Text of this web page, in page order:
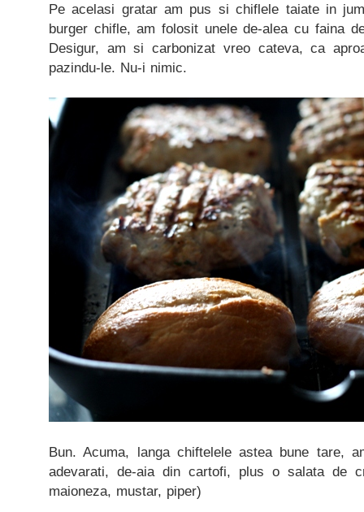
Pe acelasi gratar am pus si chiflele taiate in
burger chifle, am folosit unele de-alea cu faina
Desigur, am si carbonizat vreo cateva, ca
pazindu-le. Nu-i nimic.
Bun. Acuma, langa chiftelele astea bune tare,
adevarati, de-aia din cartofi, plus o salata de
maioneza, mustar, piper)